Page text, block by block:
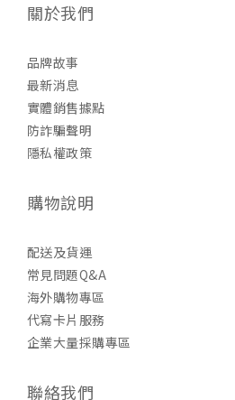
關於我們
品牌故事
最新消息
實體銷售據點
防詐騙聲明
隱私權政策
購物說明
配送及貨運
常見問題Q&A
海外購物專區
代寫卡片服務
企業大量採購專區
聯絡我們